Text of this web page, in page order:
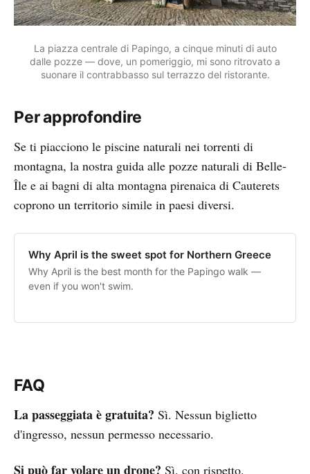
La piazza centrale di Papingo, a cinque minuti di auto
dalle pozze — dove, un pomeriggio, mi sono ritrovato a
suonare il contrabbasso sul terrazzo del ristorante.
Per approfondire
Se ti piacciono le piscine naturali nei torrenti di
montagna, la nostra guida alle pozze naturali di Belle-
Île e ai bagni di alta montagna pirenaica di Cauterets
coprono un territorio simile in paesi diversi.
Why April is the sweet spot for Northern Greece
Why April is the best month for the Papingo walk —
even if you won't swim.
FAQ
La passeggiata è gratuita? Sì. Nessun biglietto
d'ingresso, nessun permesso necessario.
Si può far volare un drone? Sì, con rispetto.